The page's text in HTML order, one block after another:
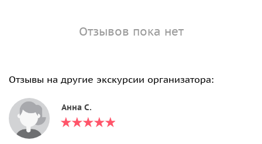
Отзывов пока нет
Отзывы на другие экскурсии организатора:
Анна С.